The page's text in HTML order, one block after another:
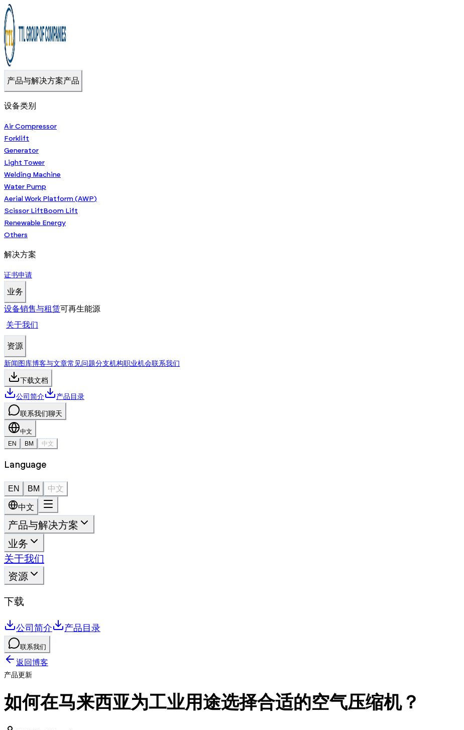
产品与解决方案产品
设备类别
Air Compressor
Forklift
Generator
Light Tower
Welding Machine
Water Pump
Aerial Work Platform (AWP)
Scissor Lift Boom Lift
Renewable Energy
Others
解决方案
证书申请
业务
设备销售与租赁可再生能源
关于我们
资源
新闻 图库博客与文章常见问题分支机构职业机会联系我们
下载文档
公司简介 产品目录
联系我们聊天
中文
EN
BM 中文
Language
EN BM 中文
中文
产品与解决方案
业务
关于我们
资源
下载
公司简介 产品目录
联系我们
返回博客
产品更新
如何在马来西亚为工业用途选择合适的空气压缩机？